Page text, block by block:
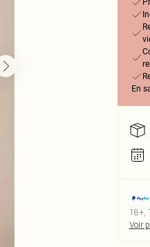
En
18+,
Voir